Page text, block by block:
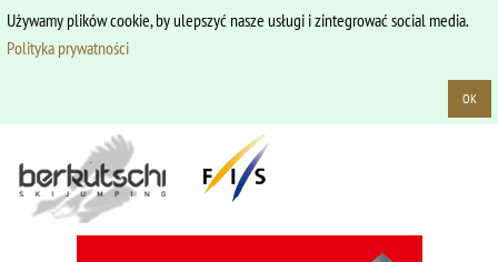
Używamy plików cookie, by ulepszyć nasze usługi i zintegrować social media.
Polityka prywatności
OK